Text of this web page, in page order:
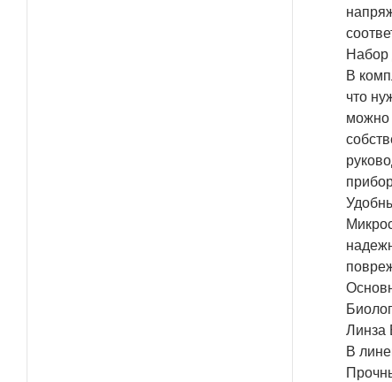
Набор
В
что
можно
Линза
В